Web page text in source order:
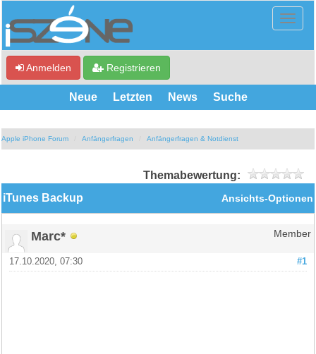
Anmelden Registrieren
Neue Letzten News Suche
Apple iPhone Forum Anfängerfragen Anfängerfragen & Notdienst
Themabewertung:
Ansichts-Optionen
iTunes Backup
Marc* Member
#1
17.10.2020, 07:30